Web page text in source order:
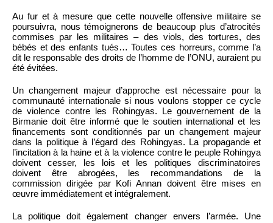
Au fur et à mesure que cette nouvelle offensive militaire se
poursuivra, nous témoignerons de beaucoup plus d’atrocités
commises par les militaires – des viols, des tortures, des
bébés et des enfants tués… Toutes ces horreurs, comme l’a
dit le responsable des droits de l’homme de l’ONU, auraient pu
été évitées.
Un changement majeur d’approche est nécessaire pour la
communauté internationale si nous voulons stopper ce cycle
de violence contre les Rohingyas. Le gouvernement de la
Birmanie doit être informé que le soutien international et les
financements sont conditionnés par un changement majeur
dans la politique à l’égard des Rohingyas. La propagande et
l’incitation à la haine et à la violence contre le peuple Rohingya
doivent cesser, les lois et les politiques discriminatoires
doivent être abrogées, les recommandations de la
commission dirigée par Kofi Annan doivent être mises en
œuvre immédiatement et intégralement.
La politique doit également changer envers l’armée. Une